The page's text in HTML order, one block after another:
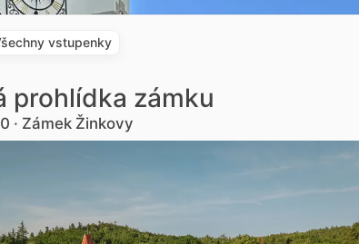
vstupenky
prohlídka zámku
· Zámek Žinkovy